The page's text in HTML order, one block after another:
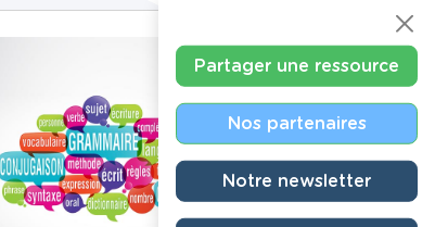
Partager une ressource
Nos partenaires
Notre newsletter